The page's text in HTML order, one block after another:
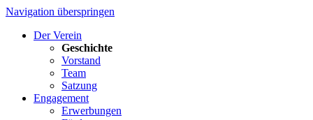
Navigation überspringen
Der Verein
Geschichte
Vorstand
Team
Satzung
Engagement
Erwerbungen